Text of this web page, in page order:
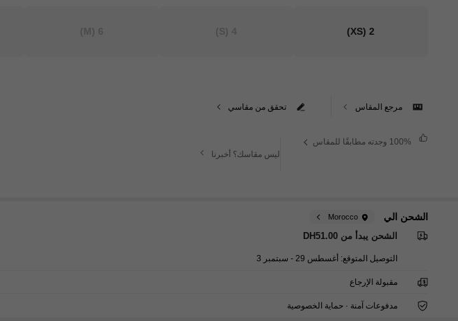
2
(XS)
تحقق من مقاسي مرجع المقاس
وجدته مطابقًا للمقاس
ليس مقاسك؟ أخبرنا
الشحن الي Morocco
الشحن يبدأ من DH51.00
التوصيل المتوقع: أغسطس 29 - سبتمبر 3
مقبولة الإرجاع
مدفوعات آمنة · حماية الخصوصية